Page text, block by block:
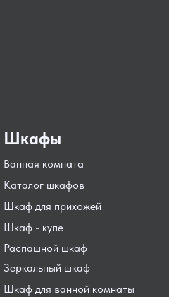
Распашной шкаф
Шкаф для прихожей
Шкаф - купе
Каталог шкафов
Шкаф для ванной комнаты
Зеркальный шкаф
Ванная комната
Шкафы